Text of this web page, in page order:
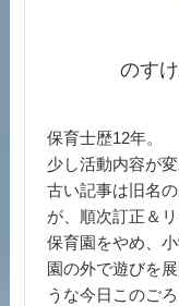
のす
保育士歴12年。
少し活動内容が
古い記事は旧名
が、順次訂正＆
保育園をやめ、
園の外で遊びを
うな今日このごろ